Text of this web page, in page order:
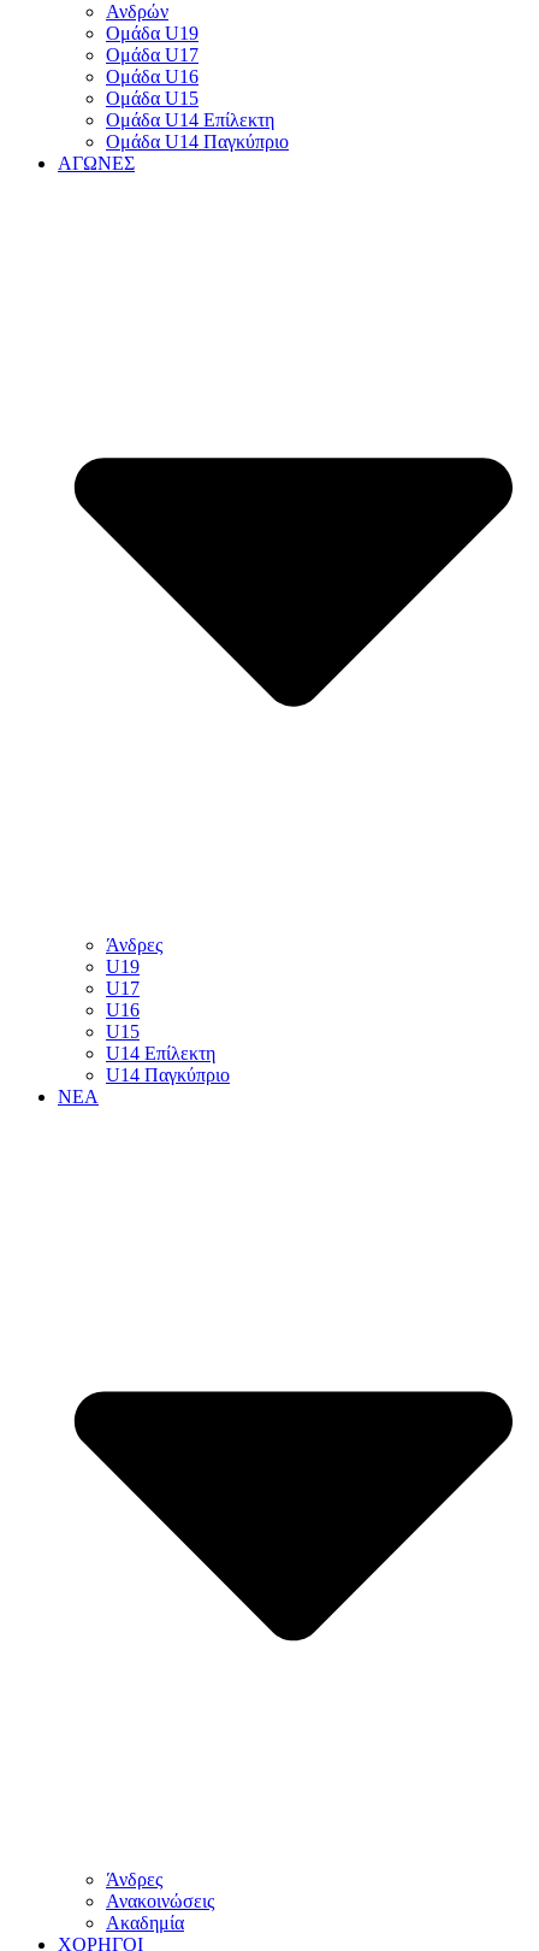
Ανδρών
Ομάδα U19
Ομάδα U17
Ομάδα U16
Ομάδα U15
Ομάδα U14 Επίλεκτη
Ομάδα U14 Παγκύπριο
ΑΓΩΝΕΣ
Άνδρες
U19
U17
U16
U15
U14 Επίλεκτη
U14 Παγκύπριο
ΝΕΑ
Άνδρες
Ανακοινώσεις
Ακαδημία
ΧΟΡΗΓΟΙ